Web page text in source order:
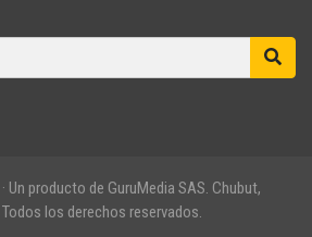
Un producto de GuruMedia SAS. Chubut,
los derechos reservados.